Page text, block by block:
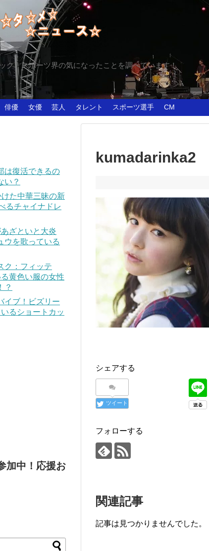
ク、スポーツ界の気になったことを調べています！
俳優 女優 芸人 タレント スポーツ選手 CM
kumadarinka2
シェアする
ツイート
フォローする
関連記事
記事は見つかりませんでした。
は復活できるの
い？
けた中華三昧の新
るチャイナドレ
ざといと大炎
ウを歌っている
ク：フィッテ
黄色い服の女性
？
イブ！ビズリー
るショートカッ
加中！応援お